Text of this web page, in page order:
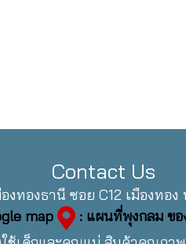
Contact Us
งทองธานี ซอย C12 เมืองทอง
map
: แผนที่พุงกลม ขอ